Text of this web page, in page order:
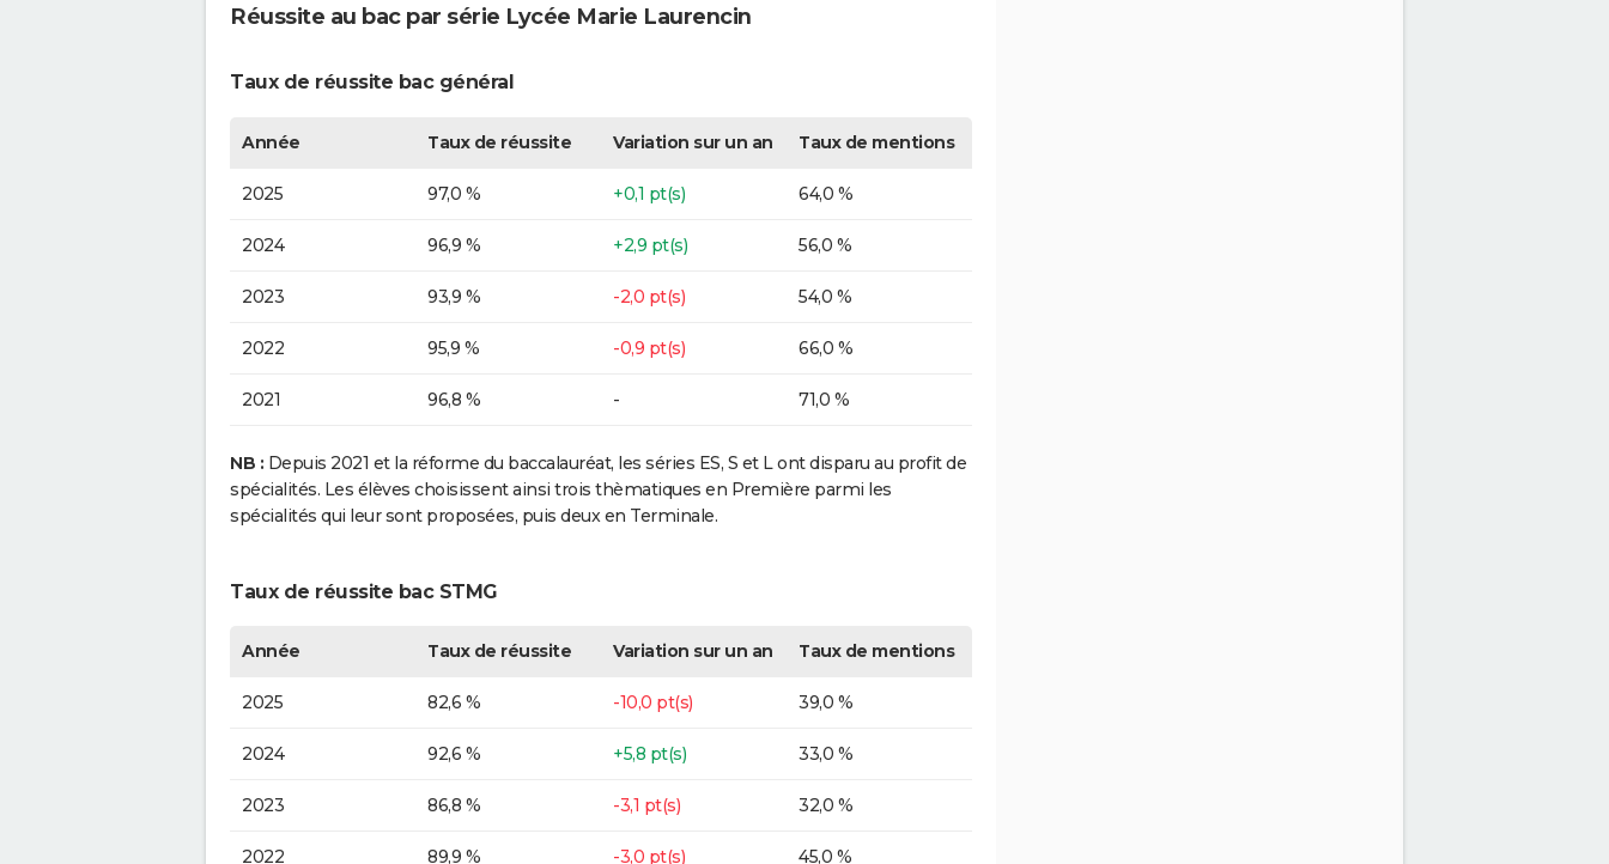
Réussite au bac par série Lycée Marie Laurencin
Taux de réussite bac général
Année Taux de réussite Variation sur un an Taux de mentions
2025 97,0 % +0,1 pt(s) 64,0 %
2024 96,9 % +2,9 pt(s) 56,0 %
2023 93,9 % -2,0 pt(s) 54,0 %
2022 95,9 % -0,9 pt(s) 66,0 %
2021 96,8 % - 71,0 %
NB : Depuis 2021 et la réforme du baccalauréat, les séries ES, S et L ont disparu au profit de
spécialités. Les élèves choisissent ainsi trois thèmatiques en Première parmi les
spécialités qui leur sont proposées, puis deux en Terminale.
Taux de réussite bac STMG
Année Taux de réussite Variation sur un an Taux de mentions
2025 82,6 % -10,0 pt(s) 39,0 %
2024 92,6 % +5,8 pt(s) 33,0 %
2023 86,8 % -3,1 pt(s) 32,0 %
2022 89,9 % -3,0 pt(s) 45,0 %